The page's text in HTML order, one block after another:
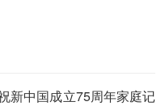
中国成立75周年家庭记